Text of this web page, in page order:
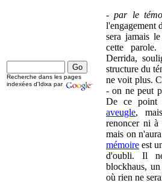
-par le
l'engagement
sera jamais
cette parole.
Derrida,
structure du
ne voit plus.
- on ne peut
De ce point
aveugle,
renoncer ni à
mais on
mémoire est
d'oubli. Il
blockhaus,
où rien ne
Recherche dans les pages
indexées d'Idixa par